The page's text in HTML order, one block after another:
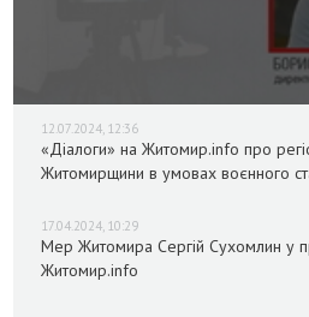
12.07.2024, 12:36
«Діалоги» на Житомир.info про
Житомирщини в умовах воєнного
17.04.2024, 10:29
Мер Житомира Сергій Сухомлин у
Житомир.info